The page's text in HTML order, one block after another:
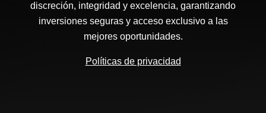
discreción, integridad y excelencia, garantizando
inversiones seguras y acceso exclusivo a las
mejores oportunidades.
Políticas de privacidad